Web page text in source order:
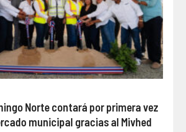
Norte contará por primera vez
municipal gracias al Mivhed